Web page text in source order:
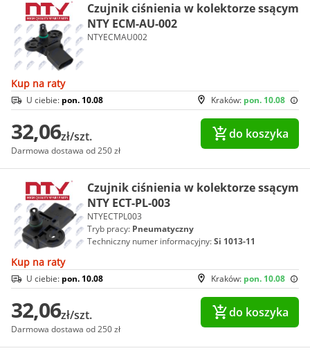
Czujnik ciśnienia w kolektorze ssącym
NTY ECM-AU-002
NTYECMAU002
Kup na raty
Kraków: pon. 10.08
U ciebie: pon. 10.08
32,06zł/szt.
Darmowa dostawa od 250 zł
do koszyka
Czujnik ciśnienia w kolektorze ssącym
NTY ECT-PL-003
NTYECTPL003
Tryb pracy: Pneumatyczny
Techniczny numer informacyjny:Si 1013-11
Kup na raty
Kraków: pon. 10.08
U ciebie: pon. 10.08
32,06zł/szt.
Darmowa dostawa od 250 zł
do koszyka